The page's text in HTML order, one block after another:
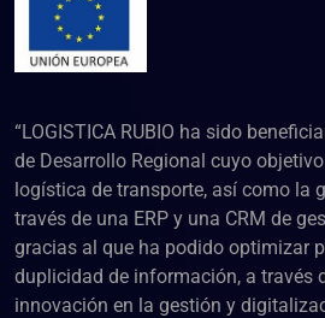
“LOGISTICA RUBIO ha sido
de Desarrollo Regional cuyo
logística de transporte, así como la
través de una ERP y una CRM de
gracias al que ha podido optimizar
duplicidad de información, a través
innovación en la gestión y